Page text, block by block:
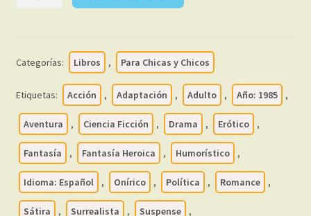
Colección
13
Libros
En
Formato
PDF
Categorías: Libros , Para Chicas y Chicos
Etiquetas: Acción , Adaptación , Adulto , Año: 1985 ,
Aventura , Ciencia Ficción , Drama , Erótico ,
Fantasía , Fantasía Heroica , Humorístico ,
Idioma: Español , Onírico , Política , Romance ,
Sátira , Surrealista , Suspense ,